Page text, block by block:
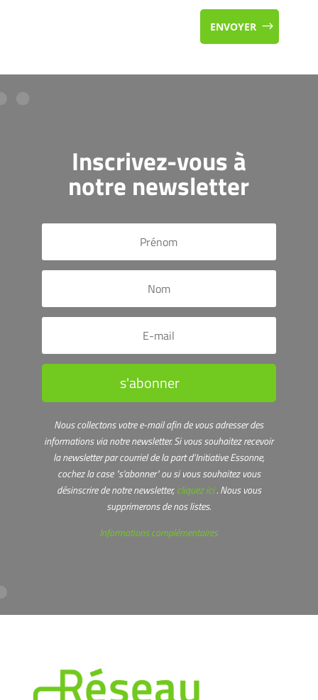
ENVOYER
Inscrivez-vous à
notre newsletter
s'abonner
Nous collectons votre e-mail afin de vous adresser des
informations via notre newsletter.Si vous souhaitez recevoir
la newsletter par courriel de la part d’Initiative Essonne,
cochez la case "s'abonner" ou si vous souhaitez vous
désinscrire de notre newsletter,cliquez ici. Nous vous
supprimerons de nos listes.
Informations complémentaires